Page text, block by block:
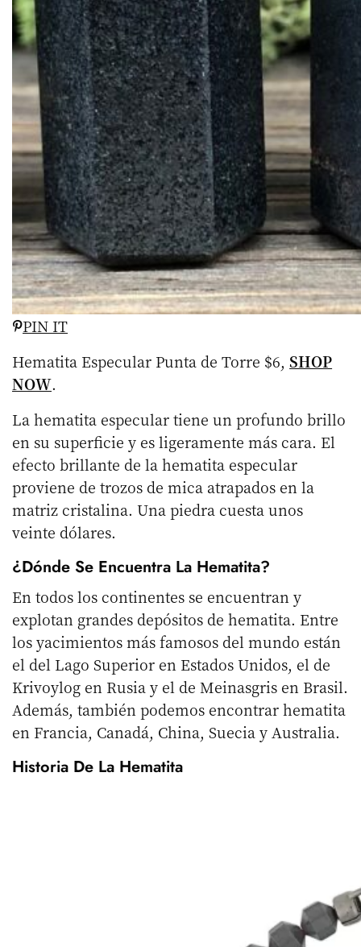
PIN IT
Hematita Especular Punta de Torre $6, SHOP
NOW.
La hematita especular tiene un profundo brillo
en su superficie y es ligeramente más cara. El
efecto brillante de la hematita especular
proviene de trozos de mica atrapados en la
matriz cristalina. Una piedra cuesta unos
veinte dólares.
¿Dónde Se Encuentra La Hematita?
En todos los continentes se encuentran y
explotan grandes depósitos de hematita. Entre
los yacimientos más famosos del mundo están
el del Lago Superior en Estados Unidos, el de
Krivoylog en Rusia y el de Meinasgris en Brasil.
Además, también podemos encontrar hematita
en Francia, Canadá, China, Suecia y Australia.
Historia De La Hematita